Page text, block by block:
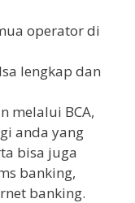
operator di
lengkap dan
melalui BCA,
anda yang
bisa juga
banking,
banking.